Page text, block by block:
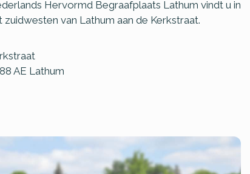
Hervormd Begraafplaats Lathum vindt u in
zuidwesten van Lathum aan de Kerkstraat.
AE Lathum